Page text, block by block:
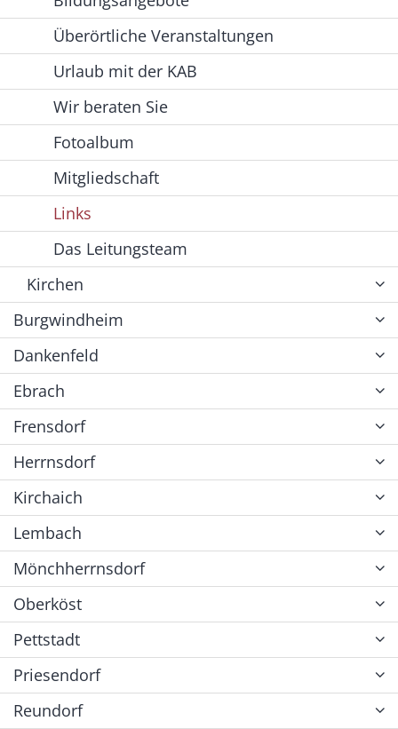
Überörtliche Veranstaltungen
Urlaub mit der KAB
Wir beraten Sie
Fotoalbum
Mitgliedschaft
Links
Das Leitungsteam
Kirchen
Burgwindheim
Dankenfeld
Ebrach
Frensdorf
Herrnsdorf
Kirchaich
Lembach
Mönchherrnsdorf
Oberköst
Pettstadt
Priesendorf
Reundorf